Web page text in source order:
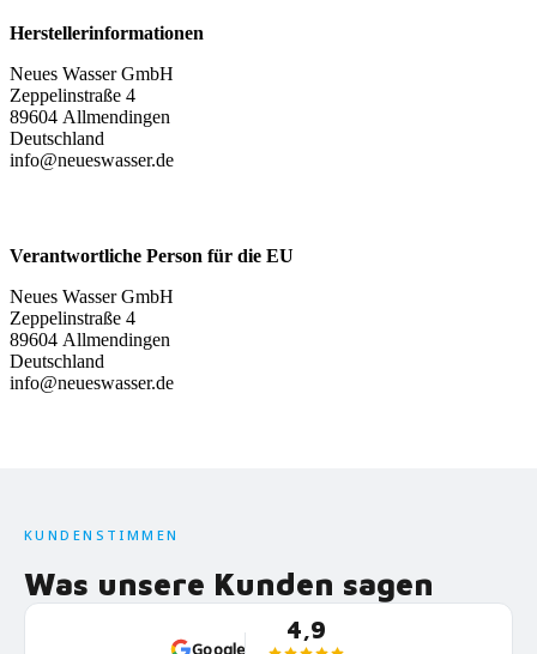
Herstellerinformationen
Neues Wasser GmbH
Zeppelinstraße 4
89604 Allmendingen
Deutschland
info@neueswasser.de
Verantwortliche Person für die EU
Neues Wasser GmbH
Zeppelinstraße 4
89604 Allmendingen
Deutschland
info@neueswasser.de
KUNDENSTIMMEN
Was unsere Kunden sagen
Google
4,9